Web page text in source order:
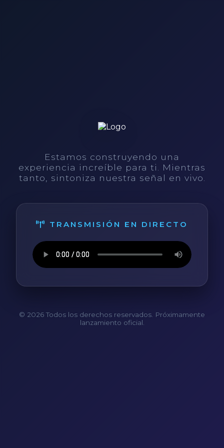
Estamos construyendo una
experiencia increíble para ti. Mientras
tanto, sintoniza nuestra señal en vivo.
TRANSMISIÓN EN DIRECTO
© 2026 Todos los derechos reservados. Próximamente
lanzamiento oficial.